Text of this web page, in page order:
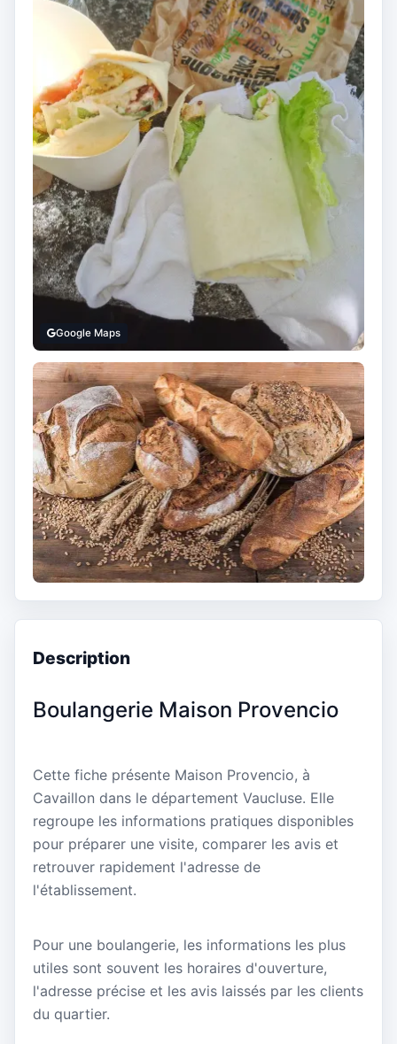
Google Maps
Description
Boulangerie Maison Provencio
Cette fiche présente Maison Provencio, à
Cavaillon dans le département Vaucluse. Elle
regroupe les informations pratiques disponibles
pour préparer une visite, comparer les avis et
retrouver rapidement l'adresse de
l'établissement.
Pour une boulangerie, les informations les plus
utiles sont souvent les horaires d'ouverture,
l'adresse précise et les avis laissés par les clients
du quartier.